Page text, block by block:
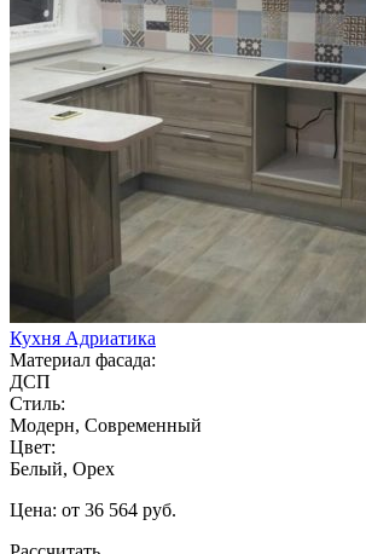
Кухня Адриатика
Материал фасада:
ДСП
Стиль:
Модерн, Современный
Цвет:
Белый, Орех
Цена: от 36 564 руб.